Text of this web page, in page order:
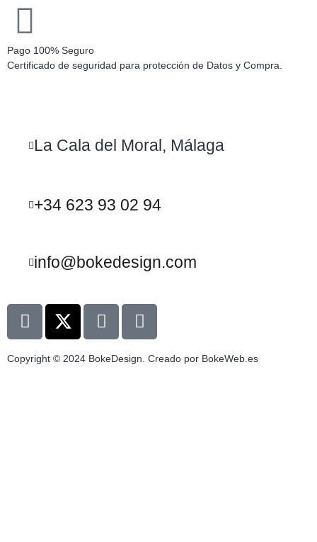
Pago 100% Seguro
Certificado de seguridad para protección de Datos y Compra.
La Cala del Moral, Málaga
+34 623 93 02 94
info@bokedesign.com
Copyright © 2024 BokeDesign. Creado por BokeWeb.es